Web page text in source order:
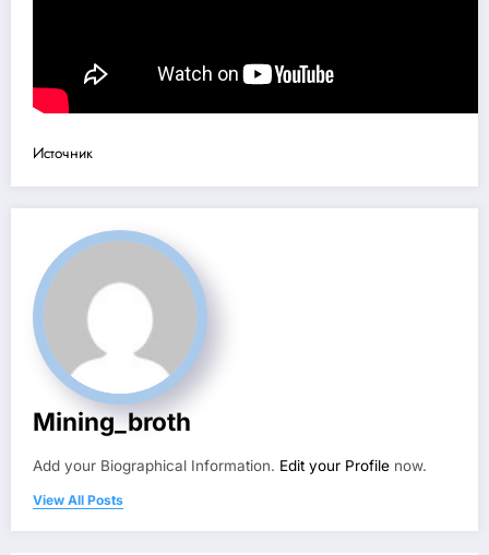
Источник
Mining_broth
Add your Biographical Information. Edit your Profile now.
View All Posts